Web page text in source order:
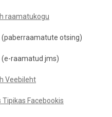
raamatukogu
(paberraamatute otsing)
(e-raamatud jms)
Veebileht
Tipikas Facebookis